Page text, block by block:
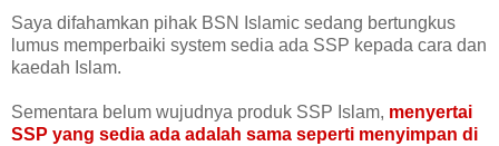
Saya difahamkan pihak BSN Islamic sedang bertungkus
lumus memperbaiki system sedia ada SSP kepada cara dan
kaedah Islam.
Sementara belum wujudnya produk SSP Islam, menyertai
SSP yang sedia ada adalah sama seperti menyimpan di